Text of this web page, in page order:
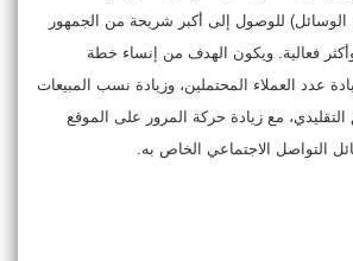
الوسائل) للوصول إلى أكبر شريحة من الجمهور
فعالية. ويكون الهدف من إنساء خطة
عدد العملاء المحتملين، وزيادة نسب المبيعات
مع زيادة حركة المرور على الموقع
التواصل الاجتماعي الخاص به.